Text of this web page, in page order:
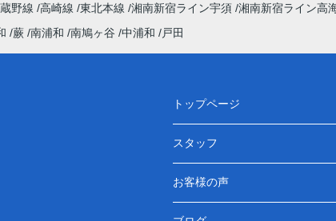
野線 高崎線 東北本線 湘南新宿ライン宇須 湘南新宿ライン高
蕨 南浦和 南鳩ヶ谷 中浦和 戸田
トップページ
スタッフ
お客様の声